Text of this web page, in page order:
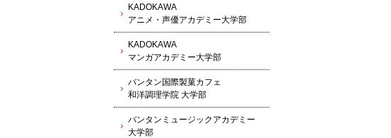
KADOKAWA
アニメ・声優アカデミー大学部
KADOKAWA
マンガアカデミー大学部
バンタン国際製菓カフェ
和洋調理学院 大学部
バンタンミュージックアカデミー
大学部